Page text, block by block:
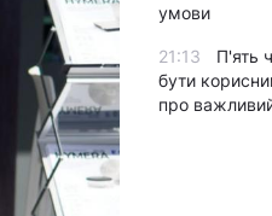
умови
21:13
П'ять
бути
про